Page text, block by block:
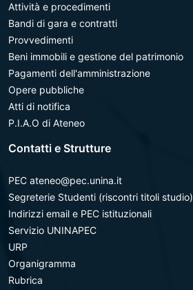
Attività e procedimenti
Bandi di gara e contratti
Provvedimenti
Beni immobili e gestione del patrimonio
Pagamenti dell'amministrazione
Opere pubbliche
Atti di notifica
P.I.A.O di Ateneo
Contatti e Strutture
PEC ateneo@pec.unina.it
Segreterie Studenti (riscontri titoli studio)
Indirizzi email e PEC istituzionali
Servizio UNINAPEC
URP
Organigramma
Rubrica